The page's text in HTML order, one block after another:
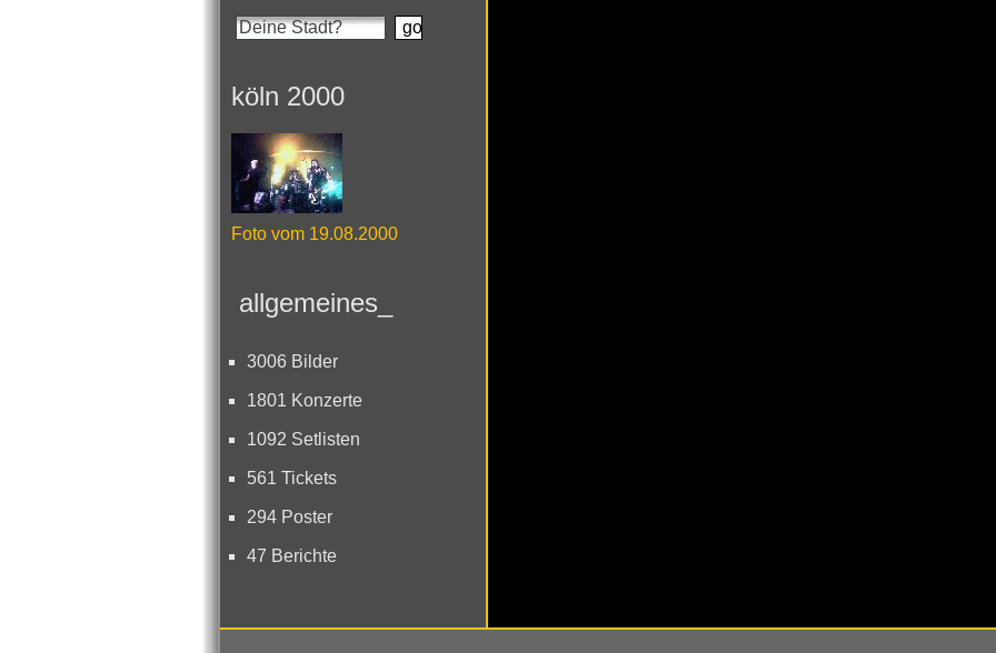
köln 2000
Foto vom 19.08.2000
allgemeines_
3006 Bilder
1801 Konzerte
1092 Setlisten
561 Tickets
294 Poster
47 Berichte